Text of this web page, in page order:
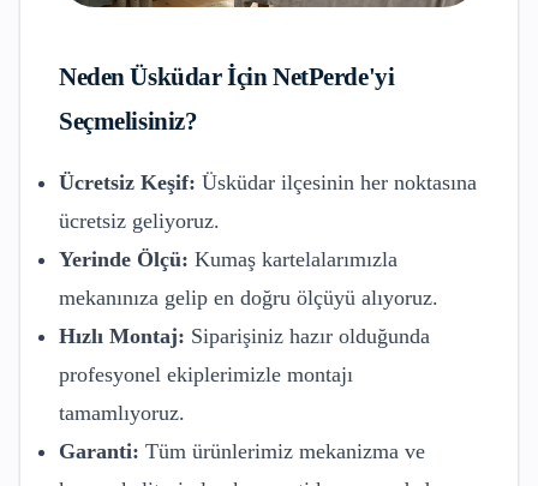
NedenÜsküdarİçin NetPerde'yi
Seçmelisiniz?
Ücretsiz Keşif: Üsküdar ilçesinin her noktasına
ücretsiz geliyoruz.
Yerinde Ölçü: Kumaş kartelalarımızla
mekanınıza gelip en doğru ölçüyü alıyoruz.
Hızlı Montaj: Siparişiniz hazır olduğunda
profesyonel ekiplerimizle montajı
tamamlıyoruz.
Garanti: Tüm ürünlerimiz mekanizma ve